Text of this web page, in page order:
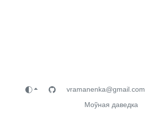
vramanenka@gmail.com
Моўная даведка